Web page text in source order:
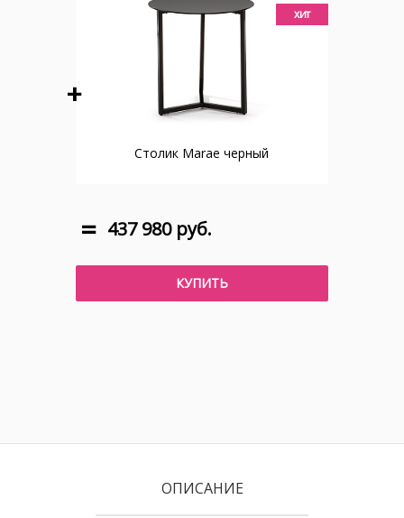
хит
Столик Marae черный
437 980 руб.
КУПИТЬ
ОПИСАНИЕ